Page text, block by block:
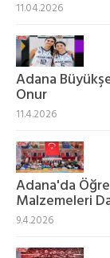
11.04.2026
Adana
Onur
11.4.2026
Adana'da
Malzemeleri
9.4.2026